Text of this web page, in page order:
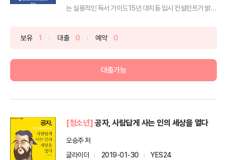
는 실용적인 독서 가이드15년 대치동 입시 컨설턴트가 밝
보유 1 대출 0 예약 0
대출가능
[청소년] 공자, 사람답게 사는 인의 세상을 열다
오승주 저
글라이더
2019-01-30
YES24